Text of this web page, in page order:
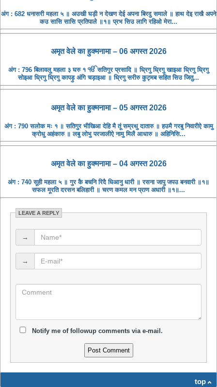
अंग : 682 धनासरी महला ५ ॥ अउखी घड़ी न देखण देई अपना बिरदु समाले ॥ हाथ देइ राखै अपने
कउ सासि सासि प्रतिपाले ॥१॥ प्रभ सिउ लागि रहिओ मेरा...
अमृत ​​वेले का हुक्मनामा – 06 अगस्त 2026
अंग : 796 बिलावलु महला ३ घरु १ ੴ सतिगुर प्रसादि ॥ ध्रिगु ध्रिगु खाइआ ध्रिगु ध्रिगु
सोइआ ध्रिगु ध्रिगु कापड़ु अंगि चड़ाइआ ॥ ध्रिगु सरीरु कुट्मब सहित सिउ जितु...
अमृत ​​वेले का हुक्मनामा – 05 अगस्त 2026
अंग : 790 सलोक मः १ ॥ सतिगुर भीखिआ देहि मै तूं सम्रथु दातारु ॥ हउमै गरबु निवारीऐ कामु
क्रोधु अहंकारु ॥ लबु लोभु परजालीऐ नामु मिलै आधारु ॥ अहिनिसि...
अमृत ​​वेले का हुक्मनामा – 04 अगस्त 2026
अंग : 740 सूही महला ५ ॥ गुर कै बचनि रिदै धिआनु धारी ॥ रसना जापु जपउ बनवारी ॥१॥
सफल मूरति दरसन बलिहारी ॥ चरण कमल मन प्राण अधारी ॥१॥...
LEAVE A REPLY
→
→
Notify me of followup comments via e-mail.
top